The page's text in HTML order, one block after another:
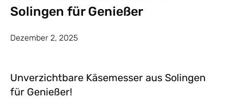
Solingen für Genießer
Dezember 2, 2025
Unverzichtbare Käsemesser aus Solingen
für Genießer!